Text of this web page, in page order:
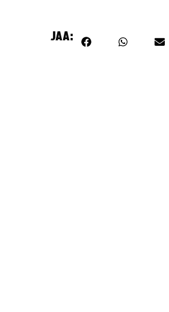
JAA: